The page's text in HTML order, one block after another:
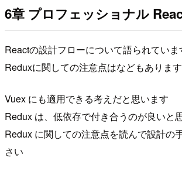
6章 プロフェッショナル
Reactの設計フローについて語られていま
Reduxに関しての注意点はなどもあります
Vuex にも適用できる考えだと思います
Redux は、低依存で付き合うのが良いと
Redux に関しての注意点を読んで設計の
さい